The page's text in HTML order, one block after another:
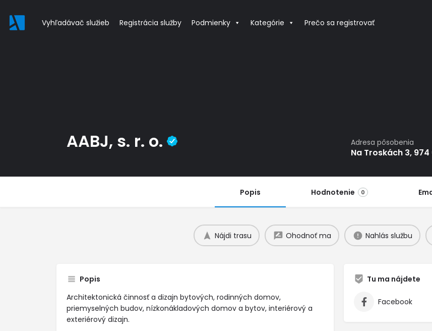
Vyhľadávač služieb Registrácia služby Podmienky Kategórie Prečo sa registrovať
AABJ, s. r. o. Adresa pôsobenia
Na Troskách 3,
Popis Hodnotenie 0
Nájdi trasu Ohodnoť ma Nahlás službu
Popis
Architektonická činnosť a dizajn bytových, rodinných domov,
priemyselných budov, nízkonákladových domov a bytov, interiérový a
exteriérový dizajn.
Tu ma nájdete
Facebook